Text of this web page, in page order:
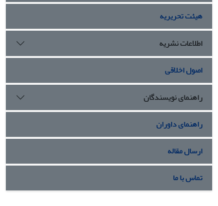
هیئت تحریریه
اطلاعات نشریه
اصول اخلاقی
راهنمای نویسندگان
راهنمای داوران
ارسال مقاله
تماس با ما